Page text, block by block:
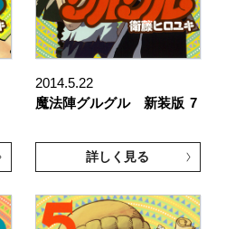
2014.5.22
魔法陣グルグル 新装版 7
詳しく見る